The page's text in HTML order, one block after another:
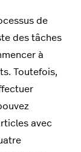
de
des tâches
à
Toutefois,
avec